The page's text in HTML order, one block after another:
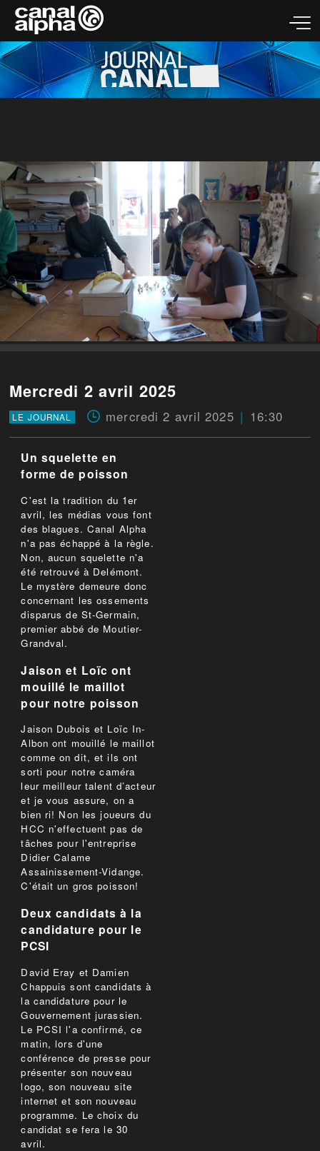
Mercredi 2 avril 2025
LE JOURNAL mercredi 2 avril 2025 16:30
Un squelette en
forme de poisson
C'est la tradition du 1er
avril, les médias vous font
des blagues. Canal Alpha
n'a pas échappé à la règle.
Non, aucun squelette n'a
été retrouvé à Delémont.
Le mystère demeure donc
concernant les ossements
disparus de St-Germain,
premier abbé de Moutier-
Grandval.
Jaison et Loïc ont
mouillé le maillot
pour notre poisson
Jaison Dubois et Loïc In-
Albon ont mouillé le maillot
comme on dit, et ils ont
sorti pour notre caméra
leur meilleur talent d’acteur
et je vous assure, on a
bien ri! Non les joueurs du
HCC n'effectuent pas de
tâches pour l'entreprise
Didier Calame
Assainissement-Vidange.
C'était un gros poisson!
Deux candidats à la
candidature pour le
PCSI
David Eray et Damien
Chappuis sont candidats à
la candidature pour le
Gouvernement jurassien.
Le PCSI l'a confirmé, ce
matin, lors d'une
conférence de presse pour
présenter son nouveau
logo, son nouveau site
internet et son nouveau
programme. Le choix du
candidat se fera le 30
avril.